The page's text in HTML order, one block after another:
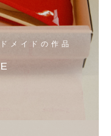
メイドの作品